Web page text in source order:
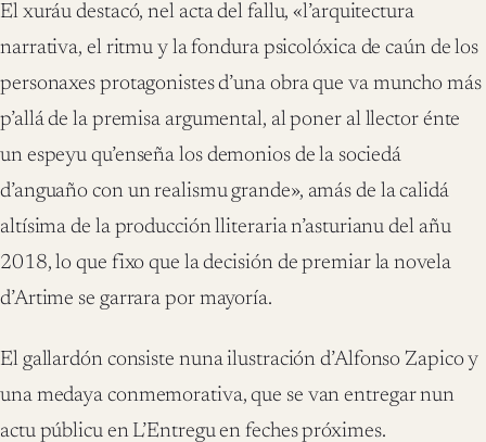
El xuráu destacó, nel acta del fallu,«l’arquitectura
narrativa, el ritmu y la fondura psicolóxica de caún de los
personaxes protagonistes d’una obra que va muncho más
p’alláde la premisa argumental, al poner al llector énte
un espeyu qu’enseña los demonios de la sociedá
d’anguaño con un realismu grande», amás de la calidá
altísima de la producción lliteraria n’asturianu del añu
2018, lo que fixo que la decisión de premiar la novela
d’Artime se garrara por mayoría.
El gallardón consiste nuna ilustración d’Alfonso Zapico y
una medaya conmemorativa, que se van entregar nun
actu públicu en L’Entregu en feches próximes.